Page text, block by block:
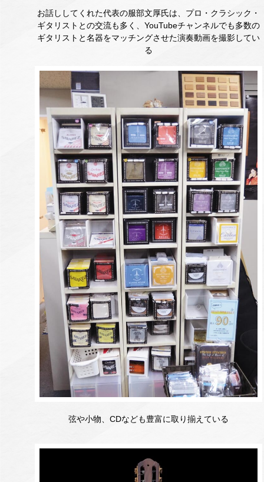
お話ししてくれた代表の服部文厚氏は、プロ・クラシック・
ギタリストとの交流も多く、YouTubeチャンネルでも多数の
ギタリストと名器をマッチングさせた演奏動画を撮影してい
る
弦や小物、CDなども豊富に取り揃えている